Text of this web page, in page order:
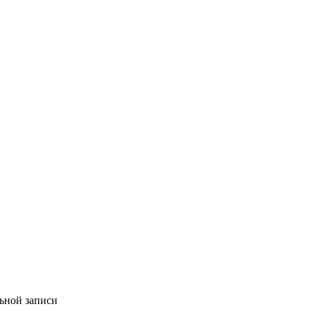
записи